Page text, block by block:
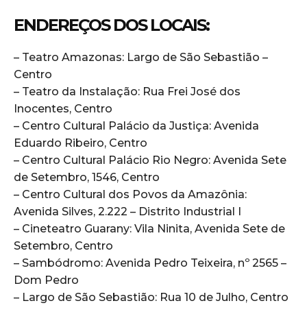
ENDEREÇOS DOS LOCAIS:
– Teatro Amazonas: Largo de São Sebastião –
Centro
– Teatro da Instalação: Rua Frei José dos
Inocentes, Centro
– Centro Cultural Palácio da Justiça: Avenida
Eduardo Ribeiro, Centro
– Centro Cultural Palácio Rio Negro: Avenida Sete
de Setembro, 1546, Centro
– Centro Cultural dos Povos da Amazônia:
Avenida Silves, 2.222 – Distrito Industrial I
– Cineteatro Guarany: Vila Ninita, Avenida Sete de
Setembro, Centro
– Sambódromo: Avenida Pedro Teixeira, nº 2565 –
Dom Pedro
– Largo de São Sebastião: Rua 10 de Julho, Centro